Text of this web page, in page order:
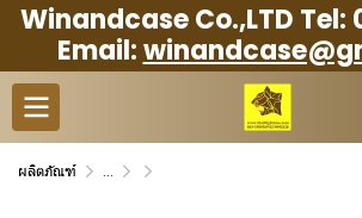
Winandcase Co.,LTD Tel:
Email:
ผลิตภัณฑ์ ... Measurement case กล่องใส่เครื่อง